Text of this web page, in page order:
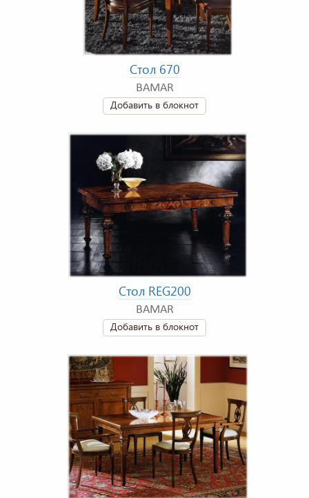
Стол 670
BAMAR
Добавить в блокнот
Стол REG200
BAMAR
Добавить в блокнот